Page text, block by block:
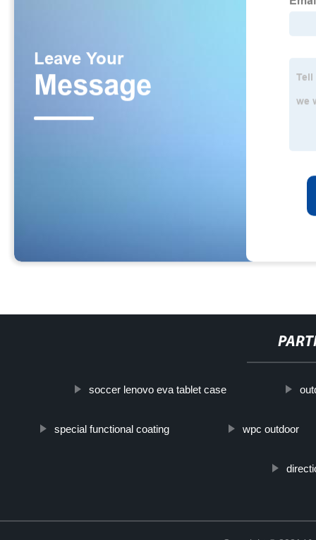
soccer lenovo eva tablet case
special functional coating wpc outdoor